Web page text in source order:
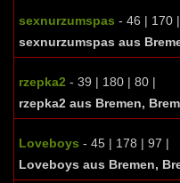
sexnurzumspas - 46 | 170
sexnurzumspas aus
rzepka2 - 39 | 180 | 80 |
rzepka2 aus Bremen,
Loveboys - 45 | 178 | 97 |
Loveboys aus Bremen,